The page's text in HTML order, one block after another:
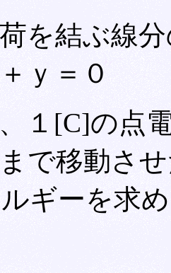
を結ぶ線
ｙ＝０
[C]の点電
で移動さ
ギーを求